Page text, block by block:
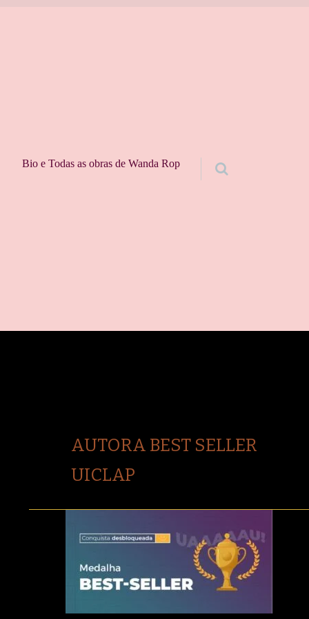
Bio e Todas as obras de Wanda Rop
AUTORA BEST SELLER
UICLAP